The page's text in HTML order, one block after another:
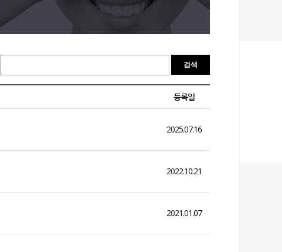
등록일
2025.07.16
2022.10.21
2021.01.07